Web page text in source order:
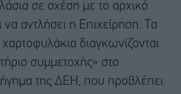
σε σχέση με το αρχικό
αντλήσει η Επιχείρηση. Τα
διαγκωνίζονται
συμμετοχής» στο
της ΔΕΗ, που προβλέπει